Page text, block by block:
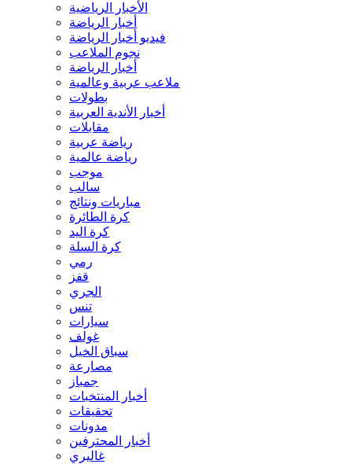
الأخبار الرياضية
أخبار الرياضة
فيديو أخبار الرياضة
نجوم الملاعب
أخبار الرياضة
ملاعب عربية وعالمية
بطولات
أخبار الأندية العربية
مقابلات
رياضة عربية
رياضة عالمية
موجب
سالب
مباريات ونتائج
كرة الطائرة
كرة اليد
كرة السلة
رمي
قفز
الجري
تنس
سيارات
غولف
سباق الخيل
مصارعة
جمباز
أخبار المنتخبات
تحقيقات
مدونات
أخبار المحترفين
غاليري